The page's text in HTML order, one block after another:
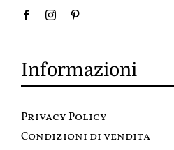
Informazioni
Privacy Policy
Condizioni di vendita